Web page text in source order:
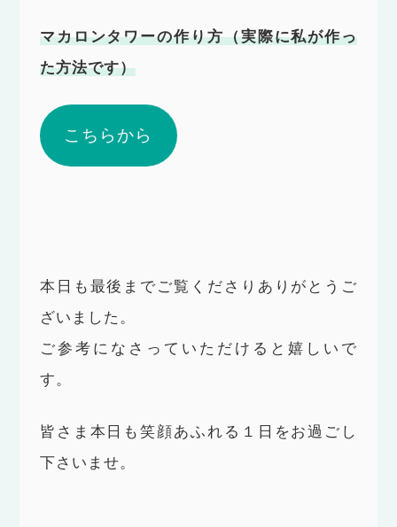
マカロンタワーの作り方（実際に私が作っ
た方法です）
こちらから
本日も最後までご覧くださりありがとうご
ざいました。
ご参考になさっていただけると嬉しいで
す。
皆さま本日も笑顔あふれる１日をお過ごし
下さいませ。